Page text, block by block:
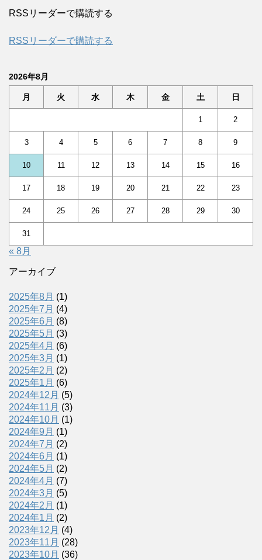
RSSリーダーで購読する
RSSリーダーで購読する
2026年8月
月 火 水 木 金 土 日
1 2
3 4 5 6 7 8 9
10 11 12 13 14 15 16
17 18 19 20 21 22 23
24 25 26 27 28 29 30
31
« 8月
アーカイブ
2025年8月 (1)
2025年7月 (4)
2025年6月 (8)
2025年5月 (3)
2025年4月 (6)
2025年3月 (1)
2025年2月 (2)
2025年1月 (6)
2024年12月 (5)
2024年11月 (3)
2024年10月 (1)
2024年9月 (1)
2024年7月 (2)
2024年6月 (1)
2024年5月 (2)
2024年4月 (7)
2024年3月 (5)
2024年2月 (1)
2024年1月 (2)
2023年12月 (4)
2023年11月 (28)
2023年10月 (36)